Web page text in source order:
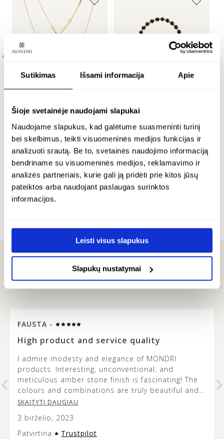
Sutikimas Išsami informacija Apie
Šioje svetainėje naudojami slapukai
Naudojame slapukus, kad galėtume suasmeninti turinį
bei skelbimus, teikti visuomeninės medijos funkcijas ir
analizuoti srautą. Be to, svetainės naudojimo informaciją
bendriname su visuomeninės medijos, reklamavimo ir
analizės partneriais, kurie gali ją pridėti prie kitos jūsų
pateiktos arba naudojant paslaugas surinktos
informacijos.
Leisti visus slapukus
Slapukų nustatymai
minimalistinis kaklo
papuošalas su 8 mm
vyšninio gintaro
pakabuku – merlot
24K paauksuotas sidabras
paauksuota apyrankė
iš karoliukų su 5 mm
vyšniniu gintaru –
chain cherry
ATSILIEPIMAI
FAUSTA -
High product and service quality
I admire modesty and elegance of MONDRI
products. Interesting, unconventional, and
meticulous amber stone finish is fascinating! The
colours and combinations are truly beautiful and
it’s lovely to see how the metal design does not
jewellery is versatile and modern looking, and the
presentation of it is very aesthetic so it can make
SKAITYTI DAUGIAU
3 birželio, 2023
Patvirtina
Trustpilot